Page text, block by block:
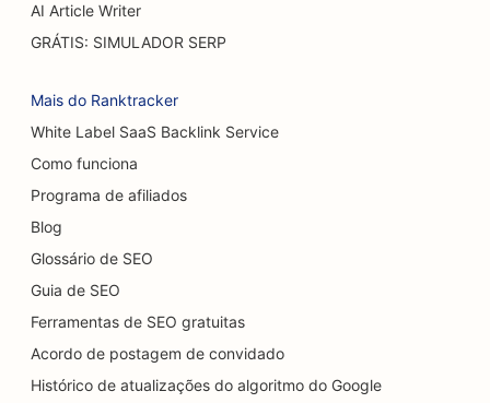
SEO para cirurgiões de queimaduras
SEO para lojas de carpetes e pisos
SEO para restaurantes casuais
SEO para serviços de peeling químico
SEO para Cat Cafés
SEO para serviços de limpeza
AI Article Writer
GRÁTIS: SIMULADOR SERP
Mais do Ranktracker
White Label SaaS Backlink Service
Como funciona
Programa de afiliados
Blog
Glossário de SEO
Guia de SEO
Ferramentas de SEO gratuitas
Acordo de postagem de convidado
Histórico de atualizações do algoritmo do Google